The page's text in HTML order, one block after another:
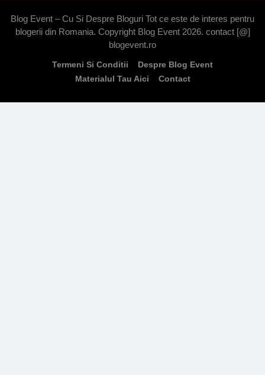
Blog Event – Cu Si Despre Bloguri Tot ce este de interes pentru
blogerii din Romania. Copyright Blog Event 2026. contact [@]
blogevent.ro
Termeni Si Conditii
Despre Blog Event
Materialul Tau Aici
Contact